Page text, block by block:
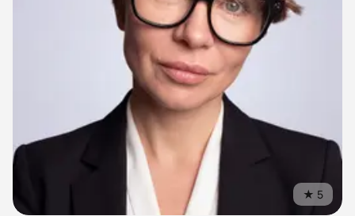
★ 5
2026United Mentors
ИНН
Санкт-Петербург, Лиговский пр-т, 87, офис 23